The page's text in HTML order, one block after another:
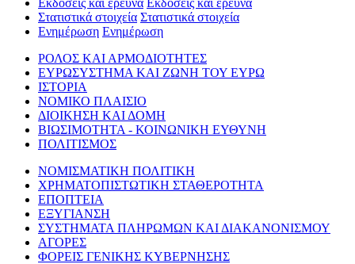
Στατιστικά στοιχεία Στατιστικά στοιχεία
Ενημέρωση Ενημέρωση
ΡΟΛΟΣ ΚΑΙ ΑΡΜΟΔΙΟΤΗΤΕΣ
ΕΥΡΩΣΥΣΤΗΜΑ ΚΑΙ ΖΩΝΗ ΤΟΥ ΕΥΡΩ
ΙΣΤΟΡΙΑ
ΝΟΜΙΚΟ ΠΛΑΙΣΙΟ
ΔΙΟΙΚΗΣΗ ΚΑΙ ΔΟΜΗ
ΒΙΩΣΙΜΟΤΗΤΑ - ΚΟΙΝΩΝΙΚΗ ΕΥΘΥΝΗ
ΠΟΛΙΤΙΣΜΟΣ
ΝΟΜΙΣΜΑΤΙΚΗ ΠΟΛΙΤΙΚΗ
ΧΡΗΜΑΤΟΠΙΣΤΩΤΙΚΗ ΣΤΑΘΕΡΟΤΗΤΑ
ΕΠΟΠΤΕΙΑ
ΕΞΥΓΙΑΝΣΗ
ΣΥΣΤΗΜΑΤΑ ΠΛΗΡΩΜΩΝ ΚΑΙ ΔΙΑΚΑΝΟΝΙΣΜΟΥ
ΑΓΟΡΕΣ
ΦΟΡΕΙΣ ΓΕΝΙΚΗΣ ΚΥΒΕΡΝΗΣΗΣ